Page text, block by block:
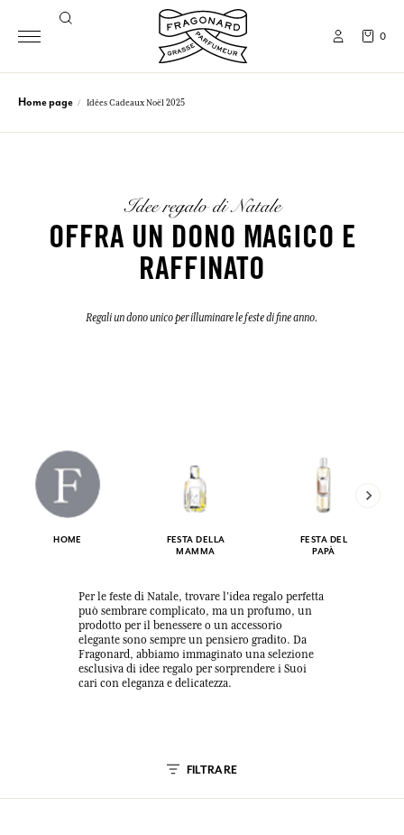
0
Home page Idées Cadeaux Noël 2025
Idee regalo di Natale
OFFRA UN DONO MAGICO E
RAFFINATO
Regali un dono unico per illuminare le feste di fine anno.
HOME
FESTA DELLA
MAMMA
FESTA DEL
PAPÀ
Per le feste di Natale, trovare l’idea regalo perfetta
può sembrare complicato, ma un profumo, un
prodotto per il benessere o un accessorio
elegante sono sempre un pensiero gradito. Da
Fragonard, abbiamo immaginato una selezione
esclusiva di idee regalo per sorprendere i Suoi
cari con eleganza e delicatezza.
FILTRARE